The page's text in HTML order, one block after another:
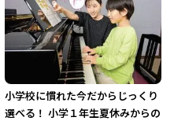
小学校に慣れた今だからじっくり
選べる！ 小学１年生夏休みからの